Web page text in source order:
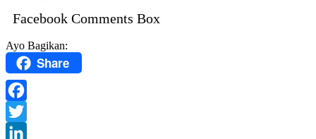
Facebook Comments Box
Ayo Bagikan:
Share
Facebook
Twitter